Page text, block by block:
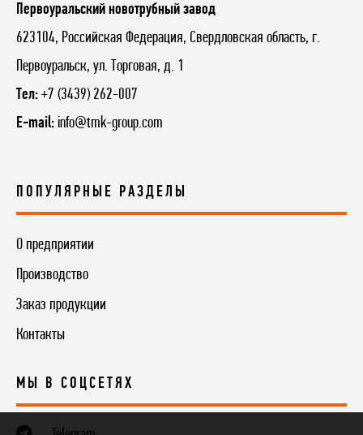
Первоуральский новотрубный завод
623104, Российская Федерация, Свердловская область, г.
Первоуральск, ул. Торговая, д. 1
Тел: +7 (3439) 262-007
E-mail: info@tmk-group.com
ПОПУЛЯРНЫЕ РАЗДЕЛЫ
О предприятии
Производство
Заказ продукции
Контакты
МЫ В СОЦСЕТЯХ